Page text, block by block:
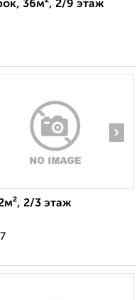
36м², 2/9 этаж
›
2/3 этаж